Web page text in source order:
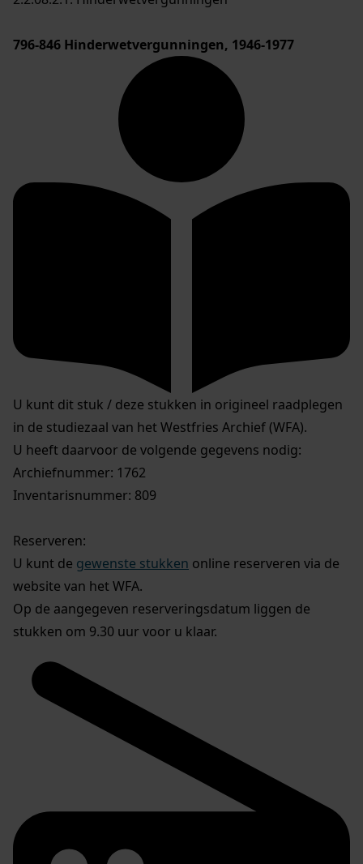
796-846 Hinderwetvergunningen, 1946-1977
U kunt dit stuk / deze stukken in origineel raadplegen
in de studiezaal van het Westfries Archief (WFA).
U heeft daarvoor de volgende gegevens nodig:
Archiefnummer: 1762
Inventarisnummer: 809
Reserveren:
U kunt de gewenste stukken online reserveren via de
website van het WFA.
Op de aangegeven reserveringsdatum liggen de
stukken om 9.30 uur voor u klaar.